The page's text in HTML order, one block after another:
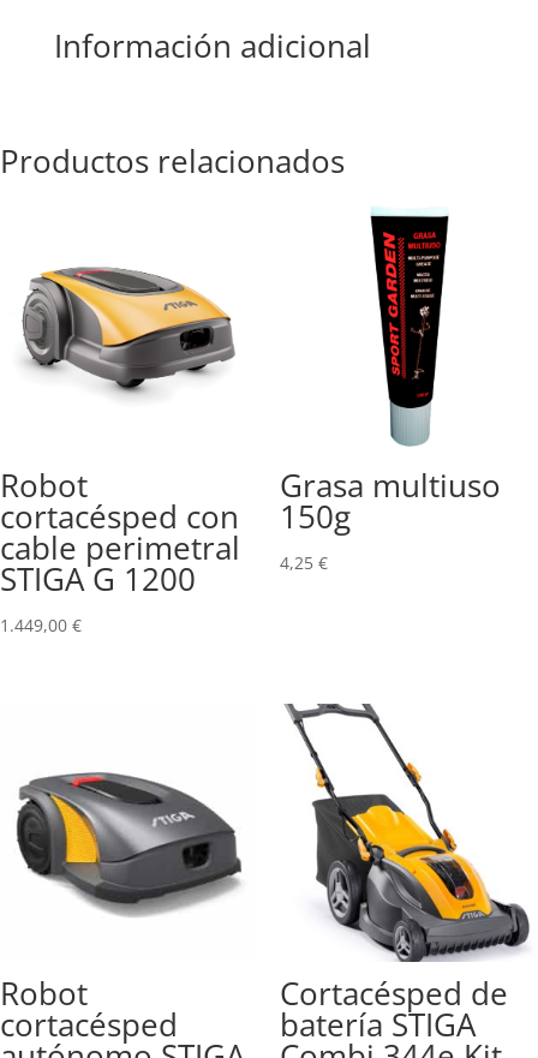
Información adicional
Productos relacionados
Robot
cortacésped con
cable perimetral
STIGA G 1200
1.449,00 €
Grasa multiuso
150g
4,25 €
Robot
cortacésped
Cortacésped de
batería STIGA